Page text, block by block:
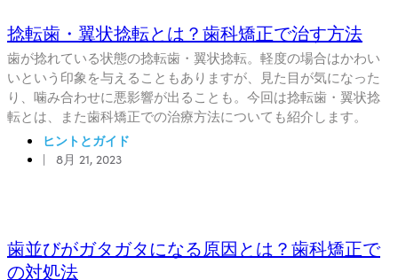
捻転歯・翼状捻転とは？歯科矯正で治す方法
歯が捻れている状態の捻転歯・翼状捻転。軽度の場合はかわい
いという印象を与えることもありますが、見た目が気になった
り、噛み合わせに悪影響が出ることも。今回は捻転歯・翼状捻
転とは、また歯科矯正での治療方法についても紹介します。
ヒントとガイド
|
8月 21, 2023
歯並びがガタガタになる原因とは？歯科矯正で
の対処法